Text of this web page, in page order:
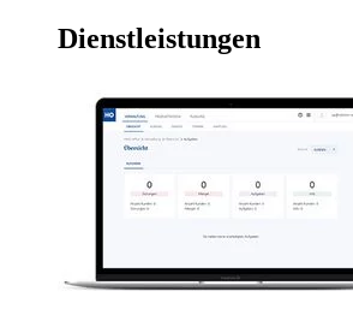
Dienstleistungen